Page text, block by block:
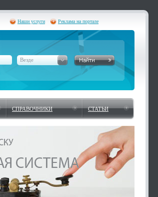
Наши услуги Реклама на портале
Везде
СПРАВОЧНИКИ СТАТЬИ